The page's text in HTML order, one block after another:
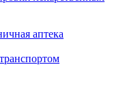
аптека